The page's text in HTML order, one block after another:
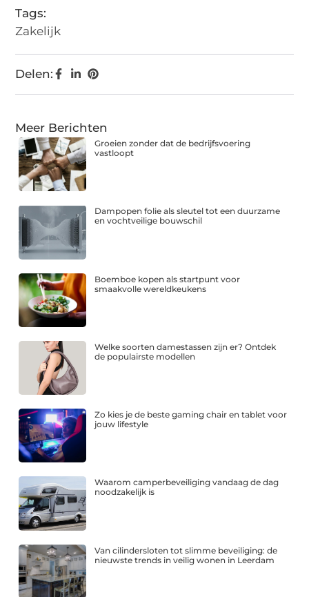
Tags:
Zakelijk
Delen:
Meer Berichten
Groeien zonder dat de bedrijfsvoering
vastloopt
Dampopen folie als sleutel tot een duurzame
en vochtveilige bouwschil
Boemboe kopen als startpunt voor
smaakvolle wereldkeukens
Welke soorten damestassen zijn er? Ontdek
de populairste modellen
Zo kies je de beste gaming chair en tablet voor
jouw lifestyle
Waarom camperbeveiliging vandaag de dag
noodzakelijk is
Van cilindersloten tot slimme beveiliging: de
nieuwste trends in veilig wonen in Leerdam